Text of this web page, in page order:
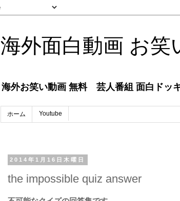
海外面白動画 お
海外お笑い動画 無料 芸人番組 面白ドッ
ホーム Youtube
2014年1月16日木曜日
the impossible quiz answer